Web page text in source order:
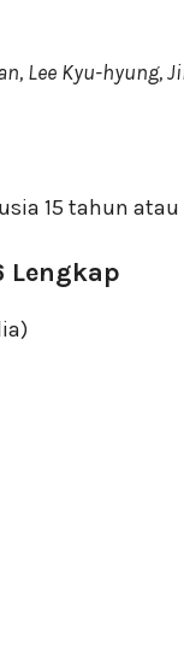
Lee Kyu-hyung,
15 tahun
Lengkap